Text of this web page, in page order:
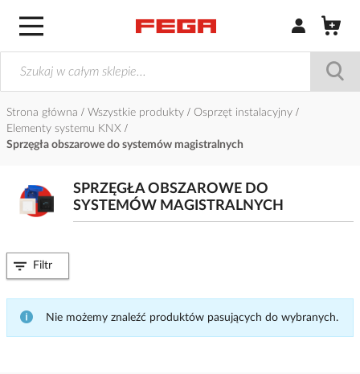
Zaloguj się /
Strona główna Wszystkie produkty
Osprzęt instalacyjny
Elementy systemu KNX
Sprzęgła obszarowe do systemów magistralnych
SPRZĘGŁA OBSZAROWE DO
SYSTEMÓW MAGISTRALNYCH
Nie możemy znaleźć produktów pasujących do wybranych.
Filtr